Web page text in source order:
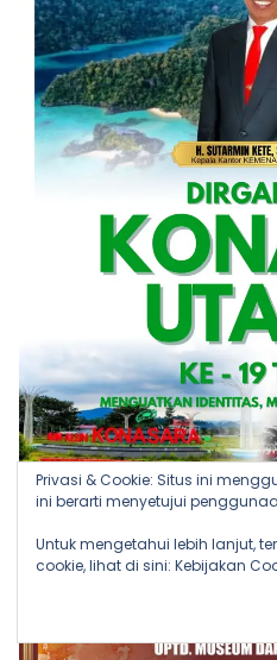
Privasi & Cookie: Situs ini
ini berarti menyetujui
Untuk mengetahui lebih lanjut,
cookie, lihat di sini: Kebijakan